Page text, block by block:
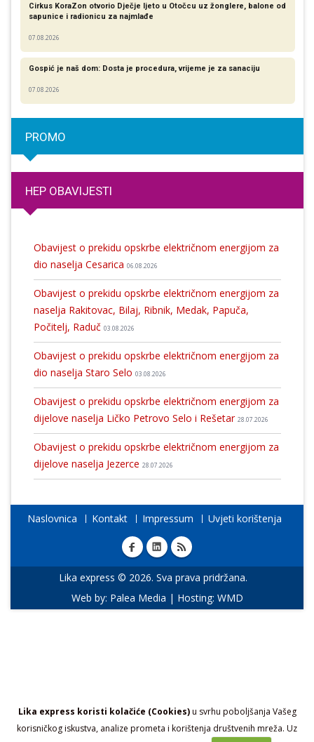
Lika express koristi kolačiće (Cookies)u svrhu poboljšanja Vašeg
korisničkog iskustva, analize prometa i korištenja društvenih mreža. Uz
Cirkus KoraZon otvorio Dječje ljeto u Otočcu uz žonglere, balone od
sapunice i radionicu za najmlađe
07.08.2026
Gospić je naš dom: Dosta je procedura, vrijeme je za sanaciju
07.08.2026
PROMO
HEP OBAVIJESTI
Obavijest o prekidu opskrbe električnom energijom za
dio naselja Cesarica 06.08.2026
Obavijest o prekidu opskrbe električnom energijom za
naselja Rakitovac, Bilaj, Ribnik, Medak, Papuča,
Počitelj, Raduč 03.08.2026
Obavijest o prekidu opskrbe električnom energijom za
dio naselja Staro Selo 03.08.2026
Obavijest o prekidu opskrbe električnom energijom za
dijelove naselja Ličko Petrovo Selo i Rešetar 28.07.2026
Obavijest o prekidu opskrbe električnom energijom za
dijelove naselja Jezerce 28.07.2026
Naslovnica Kontakt Impressum Uvjeti korištenja
Lika express © 2026. Sva prava pridržana.
Web by: Palea Media | Hosting: WMD